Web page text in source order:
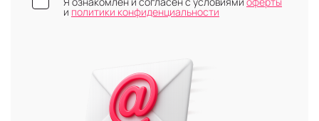
и политики конфиденциальности